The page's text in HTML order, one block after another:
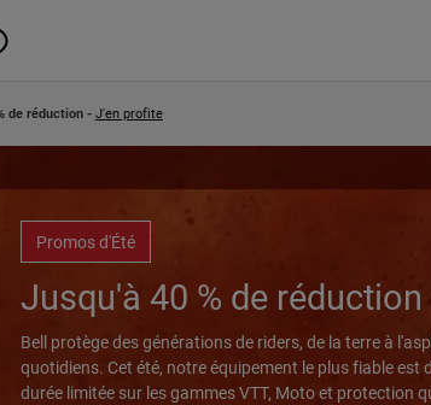
de réduction - J'en profite
Promos d'Été
Jusqu'à 40 % de réduction
Bell protège des générations de riders, de la terre à
quotidiens. Cet été, notre équipement le plus fiable
durée limitée sur les gammes VTT, Moto et protection